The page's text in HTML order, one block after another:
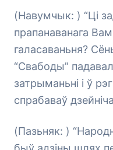
(Навумчык: ) “Ці
прапанаванага
галасаваньня?
“Свабоды”
затрыманьні і ў
спрабаваў
(Пазьняк: )